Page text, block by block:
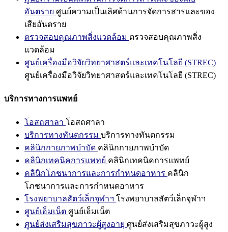
อันตราย ศูนย์ความเป็นเลิศด้านการจัดการสารและของ
เสียอันตราย
ตรวจสอบคุณภาพสิ่งแวดล้อม ตรวจสอบคุณภาพสิ่ง
แวดล้อม
ศูนย์เครื่องมือวิจัยวิทยาศาสตร์และเทคโนโลยี (STREC)
ศูนย์เครื่องมือวิจัยวิทยาศาสตร์และเทคโนโลยี (STREC)
บริการทางการแพทย์
โอสถศาลา โอสถศาลา
บริการทางทันตกรรม บริการทางทันตกรรม
คลินิกกายภาพบำบัด คลินิกกายภาพบำบัด
คลินิกเทคนิคการแพทย์ คลินิกเทคนิคการแพทย์
คลินิกโภชนาการและการกำหนดอาหาร คลินิก
โภชนาการและการกำหนดอาหาร
โรงพยาบาลสัตว์เล็กจุฬาฯ โรงพยาบาลสัตว์เล็กจุฬาฯ
ศูนย์เอ็มเน็ต ศูนย์เอ็มเน็ต
ศูนย์ส่งเสริมสุขภาวะผู้สูงอายุ ศูนย์ส่งเสริมสุขภาวะผู้สูง